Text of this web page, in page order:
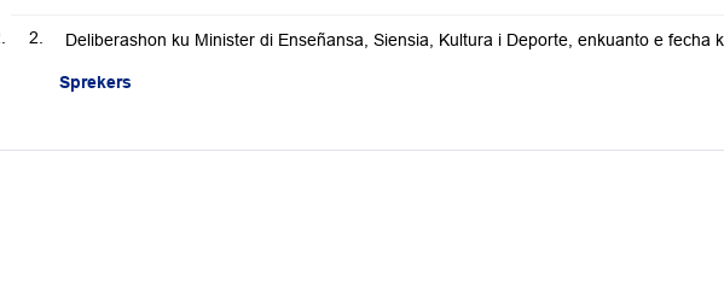
2. Deliberashon ku Minister di Enseñansa, Siensia, Kultura i Deporte, enkuanto e fecha
Sprekers